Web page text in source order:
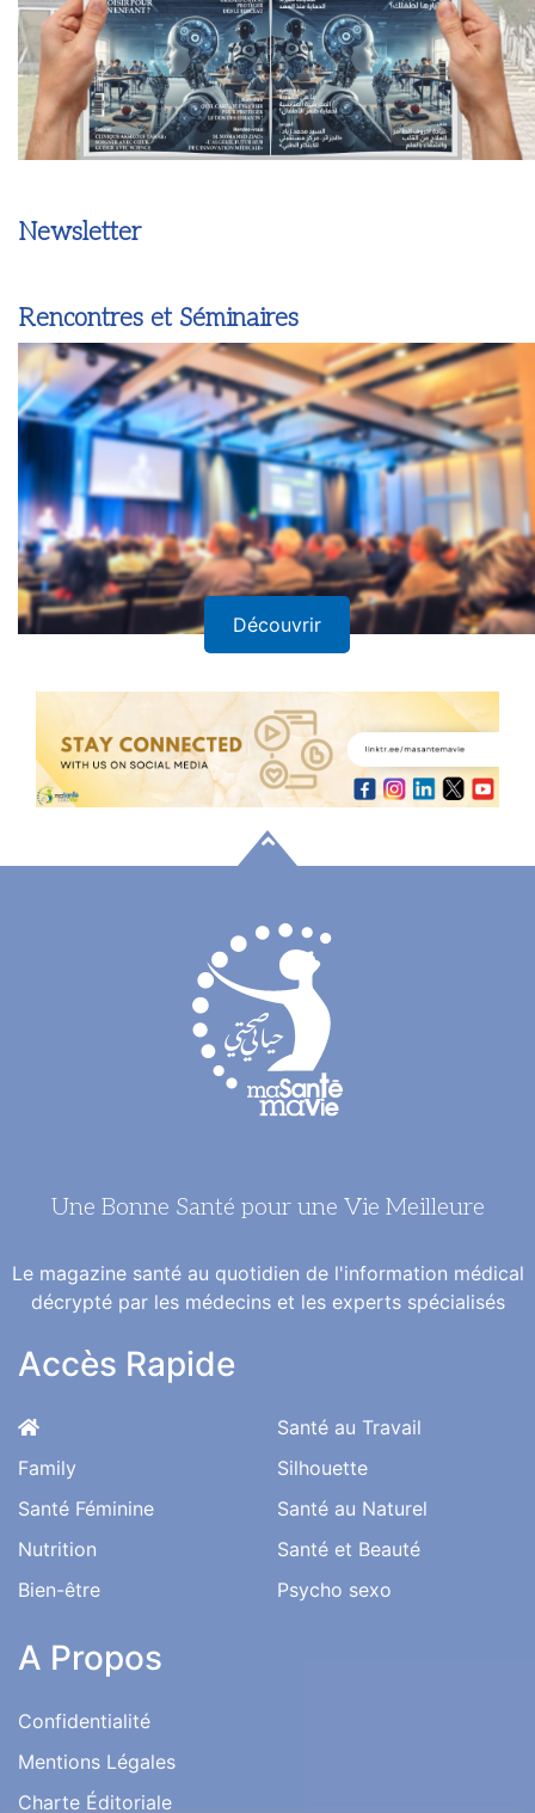
Newsletter
Rencontres et Séminaires
Découvrir
Une Bonne Santé pour une Vie Meilleure
Le magazine santé au quotidien de l'information médical
décrypté par les médecins et les experts spécialisés
Accès Rapide
Family
Santé Féminine
Nutrition
Bien-être
Santé au Travail
Silhouette
Santé au Naturel
Santé et Beauté
Psycho sexo
A Propos
Confidentialité
Mentions Légales
Charte Éditoriale